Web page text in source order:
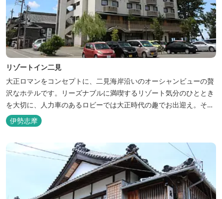
リゾートイン二見
大正ロマンをコンセプトに、二見海岸沿いのオーシャンビューの贅
沢なホテルです。リーズナブルに満喫するリゾート気分のひととき
を大切に、人力車のあるロビーでは大正時代の趣でお出迎え。そし
て、抜群の眺めが自慢の露天風呂｢七福の湯｣は、趣向を凝らした七
つのお風呂のうち、五つをご宿泊者様無料の貸切風呂としてご利用
が可能です。
伊勢志摩